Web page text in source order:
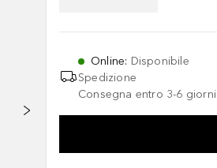
Online: Disponibile
Spedizione
Consegna entro 3-6 giorni